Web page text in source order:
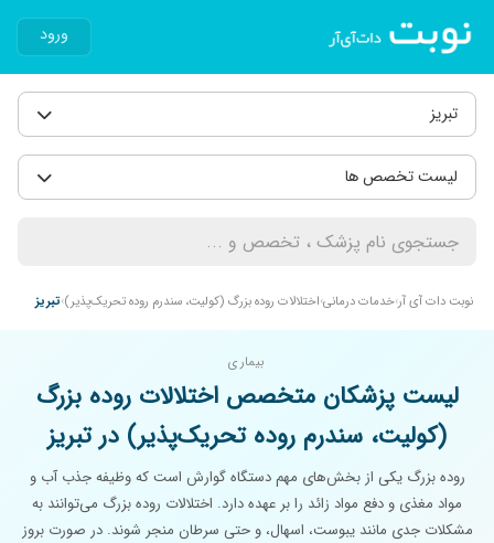
ورود
تبریز
لیست تخصص ها
نوبت دات آی آر خدمات درمانی اختلالات روده بزرگ (کولیت، سندرم روده تحریک‌پذیر) تبریز
بیماری
لیست پزشکان متخصص اختلالات روده بزرگ
(کولیت، سندرم روده تحریک‌پذیر) در تبریز
روده بزرگ یکی از بخش‌های مهم دستگاه گوارش است که وظیفه جذب آب و
مواد مغذی و دفع مواد زائد را بر عهده دارد. اختلالات روده بزرگ می‌توانند به
مشکلات جدی مانند یبوست، اسهال، و حتی سرطان منجر شوند. در صورت بروز